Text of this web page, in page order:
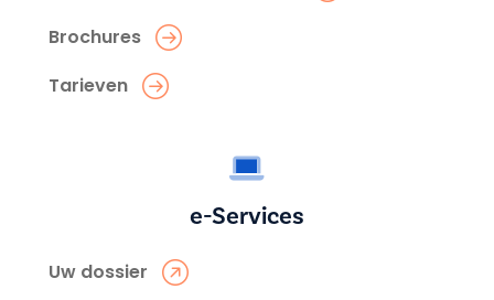
Brochures
Tarieven
e-Services
Uw dossier